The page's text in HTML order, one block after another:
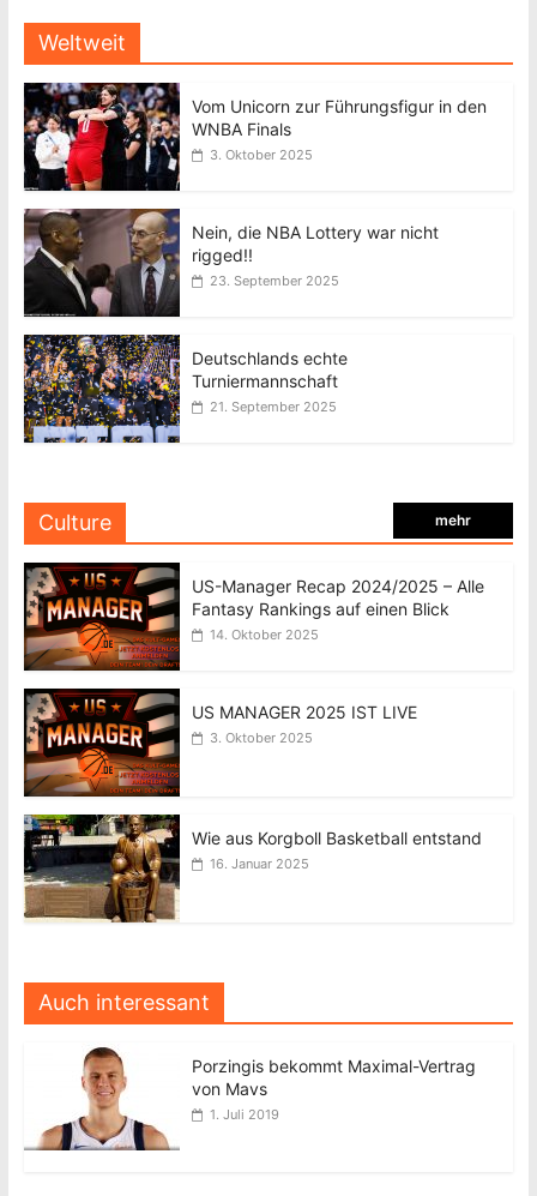
Weltweit
Vom Unicorn zur Führungsfigur in den
WNBA Finals
3. Oktober 2025
Nein, die NBA Lottery war nicht
rigged!!
23. September 2025
Deutschlands echte
Turniermannschaft
21. September 2025
Culture mehr
US-Manager Recap 2024/2025 – Alle
Fantasy Rankings auf einen Blick
14. Oktober 2025
US MANAGER 2025 IST LIVE
3. Oktober 2025
Wie aus Korgboll Basketball entstand
16. Januar 2025
Auch interessant
Porzingis bekommt Maximal-Vertrag
von Mavs
1. Juli 2019